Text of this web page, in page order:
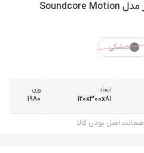
اسپیکر بلوتوثی قابل حمل انکر مدل Soundcore Motion
مشکی
ابعاد
120x300x81
وزن
1980
ضمانت اصل بودن کالا